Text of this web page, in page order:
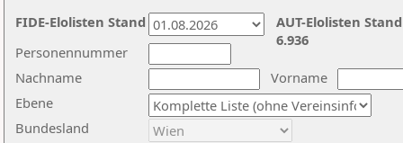
Nachname
Vorname
Ebene
Personennummer
Bundesland
AUT-Elolisten
6.936
FIDE-Elolisten Stand